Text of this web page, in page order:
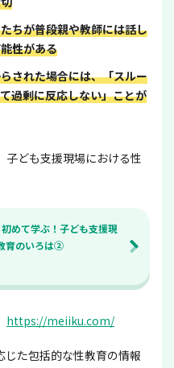
ちが普段親や教師には話し
性がある
された場合には、「スルー
過剰に反応しない」ことが
子ども支援現場における性
初めて学ぶ！子ども支援現
育のいろは②
https://meiiku.com/
じた包括的な性教育の情報